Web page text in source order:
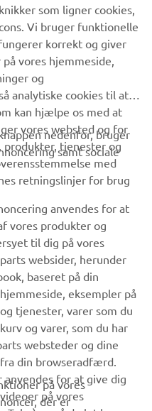
seneste tilbud, særlige
mere.
som ligner cookies,
Vi bruger funktionelle
korrekt og giver
vores hjemmeside,
og
analytiske cookies til at
kan hjælpe os med at
vores websted og for
tjenester og
med
retningslinjer for brug
nedenfor, bruger
samt sociale
anvendes for at
vores produkter og
til dig på vores
websider, herunder
baseret på din
eksempler på
tjenester, varer som du
og varer, som du har
websteder og dine
din browseradfærd.
anvendes for at give dig
på vores
på vores
der er